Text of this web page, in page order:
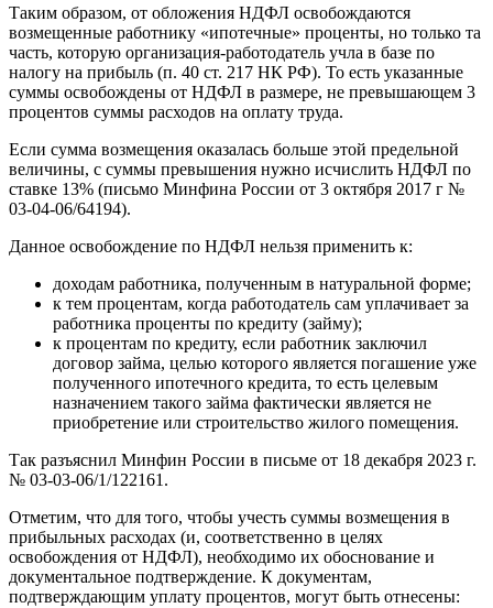
Таким образом, от обложения НДФЛ освобождаются
возмещенные работнику «ипотечные» проценты, но только та
часть, которую организация-работодатель учла в базе по
налогу на прибыль (п. 40 ст. 217 НК РФ). То есть указанные
суммы освобождены от НДФЛ в размере, не превышающем 3
процентов суммы расходов на оплату труда.
Если сумма возмещения оказалась больше этой предельной
величины, с суммы превышения нужно исчислить НДФЛ по
ставке 13% (письмо Минфина России от 3 октября 2017 г №
03-04-06/64194).
Данное освобождение по НДФЛ нельзя применить к:
доходам работника, полученным в натуральной форме;
к тем процентам, когда работодатель сам уплачивает за
работника проценты по кредиту (займу);
к процентам по кредиту, если работник заключил
договор займа, целью которого является погашение уже
полученного ипотечного кредита, то есть целевым
назначением такого займа фактически является не
приобретение или строительство жилого помещения.
Так разъяснил Минфин России в письме от 18 декабря 2023 г.
№ 03-03-06/1/122161.
Отметим, что для того, чтобы учесть суммы возмещения в
прибыльных расходах (и, соответственно в целях
освобождения от НДФЛ), необходимо их обоснование и
документальное подтверждение. К документам,
подтверждающим уплату процентов, могут быть отнесены: